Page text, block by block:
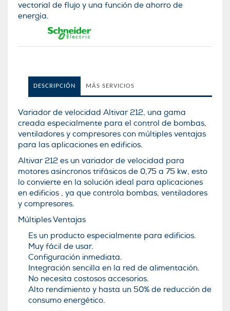
vectorial de flujo y una función de ahorro de
energía.
DESCRIPCIÓN MÁS SERVICIOS
Variador de velocidad Altivar 212, una gama
creada especialmente para el control de bombas,
ventiladores y compresores con múltiples ventajas
para las aplicaciones en edificios.
Altivar 212 es un variador de velocidad para
motores asíncronos trifásicos de 0,75 a 75 kw, esto
lo convierte en la solución ideal para aplicaciones
en edificios , ya que controla bombas, ventiladores
y compresores.
Múltiples Ventajas
Es un producto especialmente para edificios.
Muy fácil de usar.
Configuración inmediata.
Integración sencilla en la red de alimentación.
No necesita costosos accesorios.
Alto rendimiento y hasta un 50% de reducción de
consumo energético.